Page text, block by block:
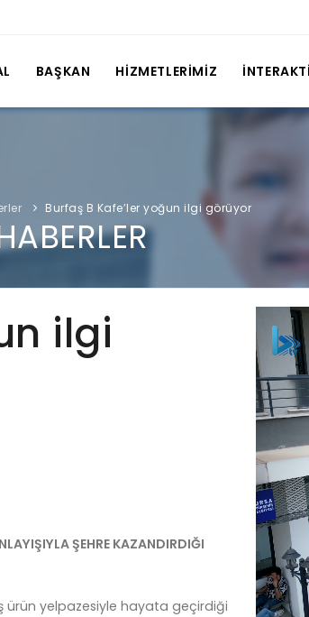
BAŞKAN HİZMETLERİMİZ
Burfaş B Kafe’ler yoğun ilgi görüyor
ilgi
ŞEHRE KAZANDIRDIĞI
ürün yelpazesiyle hayata geçirdiği